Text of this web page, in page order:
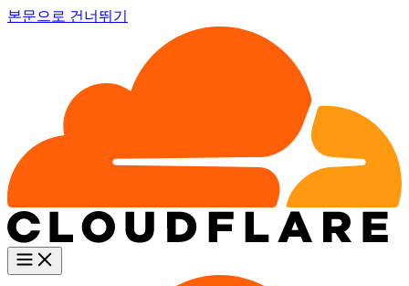
본문으로 건너뛰기